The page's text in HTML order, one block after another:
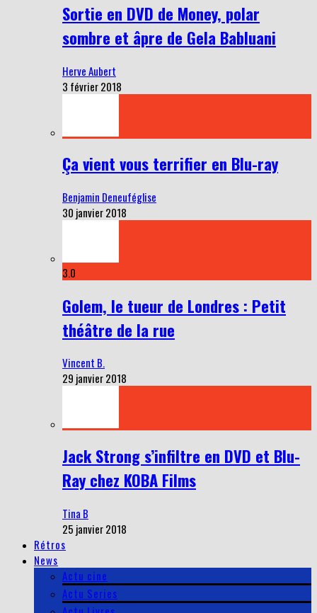
Sortie en DVD de Money, polar
sombre et âpre de Gela Babluani
Herve Aubert
3 février 2018
Ça vient vous terrifier en Blu-ray
Benjamin Deneuféglise
30 janvier 2018
3.0
Golem, le tueur de Londres : Petit
théâtre de la rue
Vincent B.
29 janvier 2018
Jack Strong s’infiltre en DVD et Blu-
Ray chez KOBA Films
Tina B
25 janvier 2018
Rétros
News
Actu cine
Actu Series